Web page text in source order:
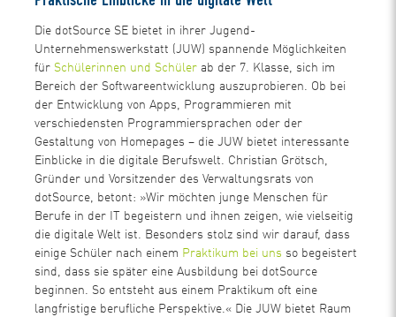
Die dotSource SE bietet in ihrer Jugend-
Unternehmenswerkstatt (JUW) spannende Möglichkeiten
für Schülerinnen und Schüler ab der 7. Klasse, sich im
Bereich der Softwareentwicklung auszuprobieren. Ob bei
der Entwicklung von Apps, Programmieren mit
verschiedensten Programmiersprachen oder der
Gestaltung von Homepages – die JUW bietet interessante
Einblicke in die digitale Berufswelt. Christian Grötsch,
Gründer und Vorsitzender des Verwaltungsrats von
dotSource, betont: »Wir möchten junge Menschen für
Berufe in der IT begeistern und ihnen zeigen, wie vielseitig
die digitale Welt ist. Besonders stolz sind wir darauf, dass
einige Schüler nach einem Praktikum bei uns so begeistert
sind, dass sie später eine Ausbildung bei dotSource
beginnen. So entsteht aus einem Praktikum oft eine
langfristige berufliche Perspektive.« Die JUW bietet Raum